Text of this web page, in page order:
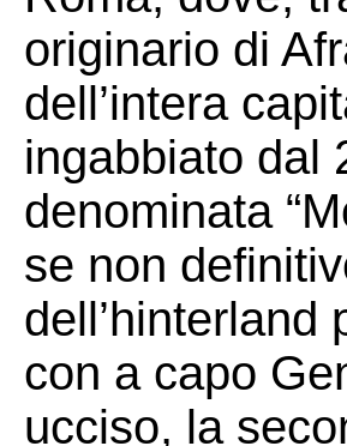
originario di
dell’intera
ingabbiato dal
denominata
se non
con a capo
ucciso, la